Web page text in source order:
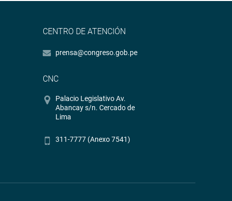
CENTRO DE ATENCIÓN
prensa@congreso.gob.pe
CNC
Palacio Legislativo Av.
Abancay s/n. Cercado de
Lima
311-7777 (Anexo 7541)